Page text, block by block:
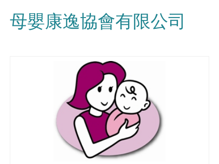
母嬰康逸協會有限公司